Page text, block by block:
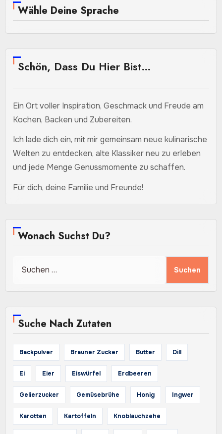
Wähle Deine Sprache
Schön, Dass Du Hier Bist…
Ein Ort voller Inspiration, Geschmack und Freude am
Kochen, Backen und Zubereiten.
Ich lade dich ein, mit mir gemeinsam neue kulinarische
Welten zu entdecken, alte Klassiker neu zu erleben
und jede Menge Genussmomente zu schaffen.
Für dich, deine Familie und Freunde!
Wonach Suchst Du?
Suche Nach Zutaten
Backpulver Brauner Zucker Butter Dill
Ei Eier Eiswürfel Erdbeeren
Gelierzucker Gemüsebrühe Honig Ingwer
Karotten Kartoffeln Knoblauchzehe